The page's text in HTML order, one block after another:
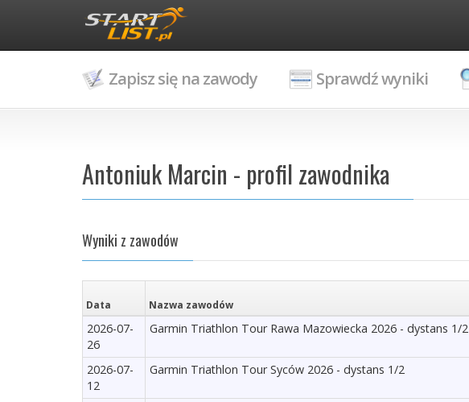
Zapisz się na zawody Sprawdź wyniki
Antoniuk Marcin - profil zawodnika
Wyniki z zawodów
Data Nazwa zawodów
2026-07-
26
Garmin Triathlon Tour Rawa Mazowiecka 2026 - dystans 1/2
2026-07-
12
Garmin Triathlon Tour Syców 2026 - dystans 1/2